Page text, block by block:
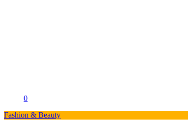
0
Fashion & Beauty